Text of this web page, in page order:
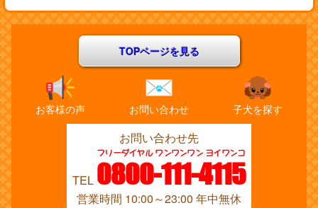
TOPページを見る
お客様の声 お問い合わせ 子犬を探す
お問い合わせ先
TEL 0800-111-4115
フリーダイヤル ワンワンワン ヨイワンコ
営業時間 10:00～23:00 年中無休